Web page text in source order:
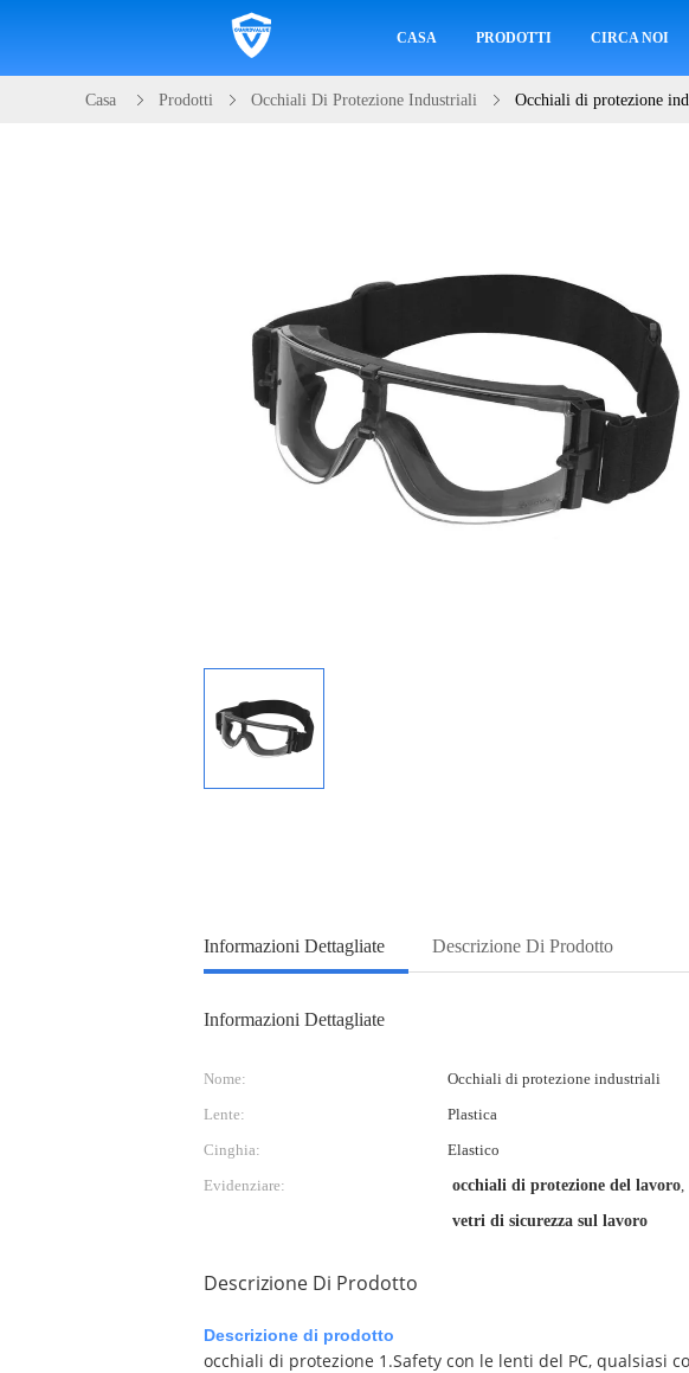
CASA PRODOTTI CIRCA NOI
Casa Prodotti Occhiali Di Protezione Industriali Occhiali di protezione
Informazioni Dettagliate Descrizione Di Prodotto
Informazioni Dettagliate
Nome: Occhiali di protezione industriali
Lente:
Plastica
Cinghia:
Elastico
Evidenziare:
occhiali di protezione del lavoro,
vetri di sicurezza sul lavoro
Descrizione Di Prodotto
Descrizione di prodotto
occhiali di protezione 1.Safety con le lenti del PC, qualsiasi